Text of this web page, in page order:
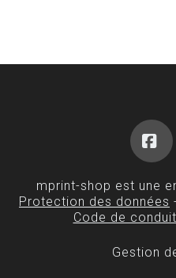
mprint-shop est une
Protection des données
Code de
Gestion